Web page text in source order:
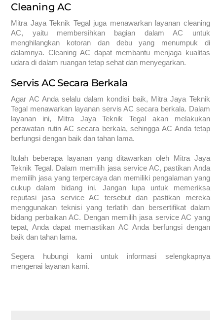
Cleaning AC
Mitra Jaya Teknik Tegal juga menawarkan layanan cleaning
AC, yaitu membersihkan bagian dalam AC untuk
menghilangkan kotoran dan debu yang menumpuk di
dalamnya. Cleaning AC dapat membantu menjaga kualitas
udara di dalam ruangan tetap sehat dan menyegarkan.
Servis AC Secara Berkala
Agar AC Anda selalu dalam kondisi baik, Mitra Jaya Teknik
Tegal menawarkan layanan servis AC secara berkala. Dalam
layanan ini, Mitra Jaya Teknik Tegal akan melakukan
perawatan rutin AC secara berkala, sehingga AC Anda tetap
berfungsi dengan baik dan tahan lama.
Itulah beberapa layanan yang ditawarkan oleh Mitra Jaya
Teknik Tegal. Dalam memilih jasa service AC, pastikan Anda
memilih jasa yang terpercaya dan memiliki pengalaman yang
cukup dalam bidang ini. Jangan lupa untuk memeriksa
reputasi jasa service AC tersebut dan pastikan mereka
menggunakan teknisi yang terlatih dan bersertifikat dalam
bidang perbaikan AC. Dengan memilih jasa service AC yang
tepat, Anda dapat memastikan AC Anda berfungsi dengan
baik dan tahan lama.
Segera hubungi kami untuk informasi selengkapnya
mengenai layanan kami.